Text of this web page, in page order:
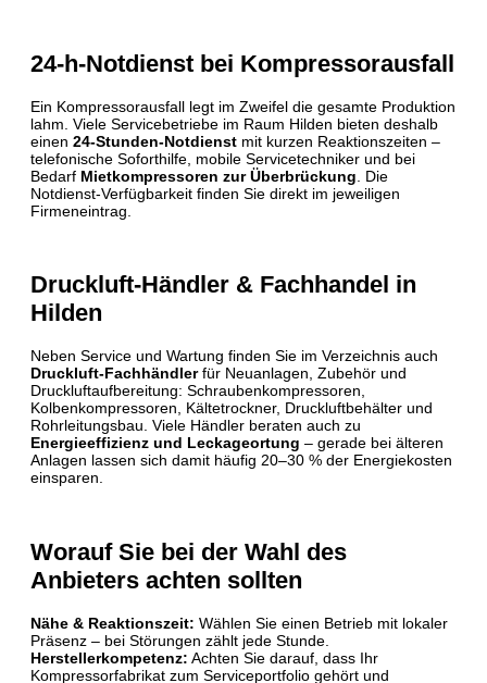
24-h-Notdienst bei Kompressorausfall
Ein Kompressorausfall legt im Zweifel die gesamte Produktion
lahm. Viele Servicebetriebe im Raum Hilden bieten deshalb
einen 24-Stunden-Notdienst mit kurzen Reaktionszeiten –
telefonische Soforthilfe, mobile Servicetechniker und bei
Bedarf Mietkompressoren zur Überbrückung . Die
Notdienst-Verfügbarkeit finden Sie direkt im jeweiligen
Firmeneintrag.
Druckluft-Händler & Fachhandel in
Hilden
Neben Service und Wartung finden Sie im Verzeichnis auch
Druckluft-Fachhändlerfür Neuanlagen, Zubehör und
Druckluftaufbereitung: Schraubenkompressoren,
Kolbenkompressoren, Kältetrockner, Druckluftbehälter und
Rohrleitungsbau. Viele Händler beraten auch zu
Energieeffizienz und Leckageortung – gerade bei älteren
Anlagen lassen sich damit häufig 20–30 % der Energiekosten
einsparen.
Worauf Sie bei der Wahl des
Anbieters achten sollten
Nähe & Reaktionszeit: Wählen Sie einen Betrieb mit lokaler
Präsenz – bei Störungen zählt jede Stunde.
Herstellerkompetenz: Achten Sie darauf, dass Ihr
Kompressorfabrikat zum Serviceportfolio gehört und